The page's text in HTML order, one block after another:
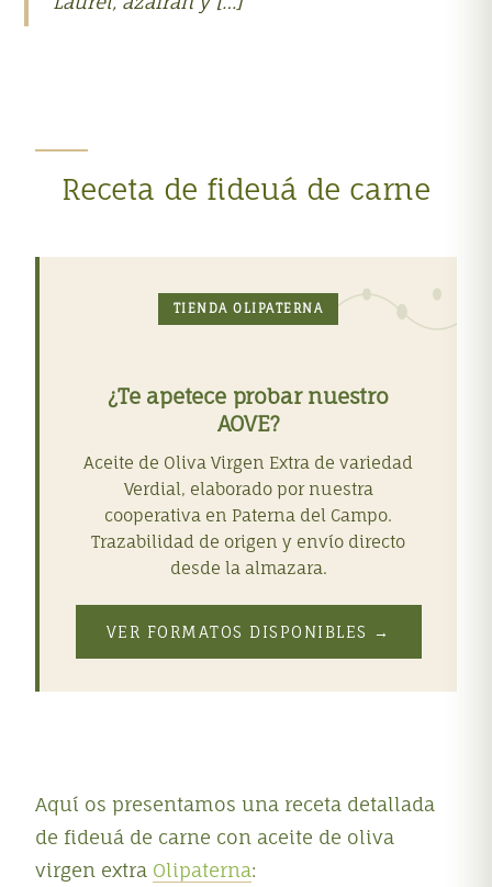
Receta de fideuá de carne
TIENDA OLIPATERNA
¿Te apetece probar nuestro
AOVE?
Aceite de Oliva Virgen Extra de variedad
Verdial, elaborado por nuestra
cooperativa en Paterna del Campo.
Trazabilidad de origen y envío directo
desde la almazara.
VER FORMATOS DISPONIBLES →
Aquí os presentamos una receta detallada
de fideuá de carne con aceite de oliva
virgen extra Olipaterna: